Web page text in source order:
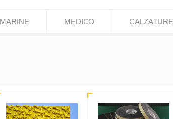
MARINE MEDICO CALZATURE